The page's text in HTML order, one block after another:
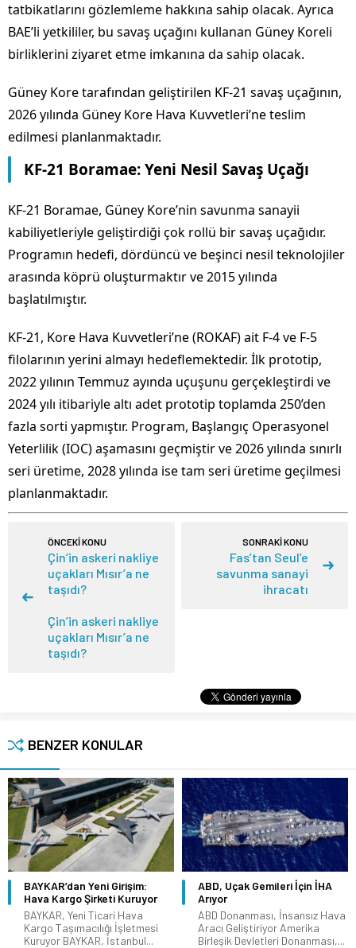
tatbikatlarını gözlemleme hakkına sahip olacak. Ayrıca
BAE’li yetkililer, bu savaş uçağını kullanan Güney Koreli
birliklerini ziyaret etme imkanına da sahip olacak.
Güney Kore tarafından geliştirilen KF-21 savaş uçağının,
2026 yılında Güney Kore Hava Kuvvetleri’ne teslim
edilmesi planlanmaktadır.
KF-21 Boramae: Yeni Nesil Savaş Uçağı
KF-21 Boramae, Güney Kore’nin savunma sanayii
kabiliyetleriyle geliştirdiği çok rollü bir savaş uçağıdır.
Programın hedefi, dördüncü ve beşinci nesil teknolojiler
arasında köprü oluşturmaktır ve 2015 yılında
başlatılmıştır.
KF-21, Kore Hava Kuvvetleri’ne (ROKAF) ait F-4 ve F-5
filolarının yerini almayı hedeflemektedir. İlk prototip,
2022 yılının Temmuz ayında uçuşunu gerçekleştirdi ve
2024 yılı itibariyle altı adet prototip toplamda 250’den
fazla sorti yapmıştır. Program, Başlangıç Operasyonel
Yeterlilik (IOC) aşamasını geçmiştir ve 2026 yılında sınırlı
seri üretime, 2028 yılında ise tam seri üretime geçilmesi
planlanmaktadır.
ÖNCEKİ KONU
Çin’in askeri nakliye
uçakları Mısır’a ne
taşıdı?
Çin’in askeri nakliye
uçakları Mısır’a ne
taşıdı?
SONRAKİ KONU
Fas’tan Seul’e
savunma sanayi
ihracatı
BENZER KONULAR
BAYKAR’dan Yeni Girişim:
Hava Kargo Şirketi Kuruyor
BAYKAR, Yeni Ticari Hava
Kargo Taşımacılığı İşletmesi
Kuruyor BAYKAR, İstanbul...
ABD, Uçak Gemileri İçin İHA
Arıyor
ABD Donanması, İnsansız Hava
Aracı Geliştiriyor Amerika
Birleşik Devletleri Donanması,...